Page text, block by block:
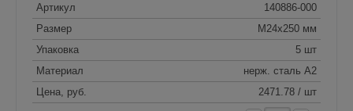
Артикул
140886-000
Размер
M24x250 мм
Упаковка
5 шт
Материал
нерж. сталь A2
Цена, руб.
2471.78 / шт